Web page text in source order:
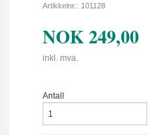
Artikkelnr.: 101128
NOK249,00
inkl. mva.
Antall